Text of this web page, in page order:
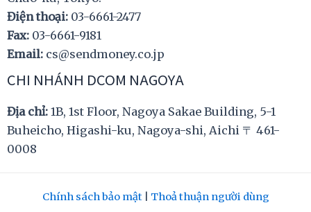
Điện thoại: 03-6661-2477
Fax: 03-6661-9181
Email: cs@sendmoney.co.jp
CHI NHÁNH DCOM NAGOYA
Địa chỉ: 1B, 1st Floor, Nagoya Sakae Building, 5-1
Buheicho, Higashi-ku, Nagoya-shi, Aichi 〒 461-
0008
Chính sách bảo mật| Thoả thuận người dùng